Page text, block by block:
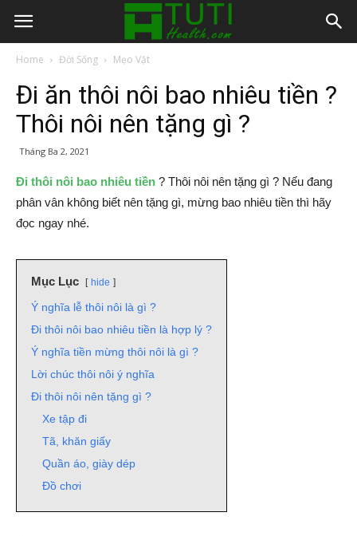
Home Đời Sống Mẹo Vặt
Đi ăn thôi nôi bao nhiêu tiền ?
Thôi nôi nên tặng gì ?
Tháng Ba 2, 2021
Đi thôi nôi bao nhiêu tiền ? Thôi nôi nên tặng gì ? Nếu đang
phân vân không biết nên tặng gì, mừng bao nhiêu tiền thì hãy
đọc ngay nhé.
Mục Lục hide
Ý nghĩa lễ thôi nôi là gì ?
Đi thôi nôi bao nhiêu tiền là hợp lý ?
Ý nghĩa tiền mừng thôi nôi là gì ?
Lời chúc thôi nôi ý nghĩa
Đi thôi nôi nên tặng gì ?
Xe tập đi
Tã, khăn giấy
Quần áo, giày dép
Đồ chơi